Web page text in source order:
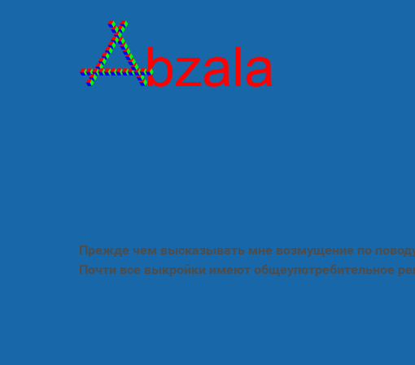
Прежде чем высказывать мне возмущение по
Почти все выкройки имеют общеупотребительное